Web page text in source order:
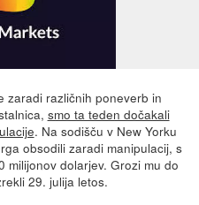
zaradi različnih poneverb in
smo ta teden dočakali
. Na sodišču v New Yorku
obsodili zaradi manipulacij, s
milijonov dolarjev. Grozi mu do
29. julija letos.